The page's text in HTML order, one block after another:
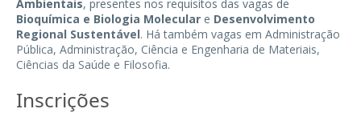
Ambientais, presentes nos requisitos das vagas de
Bioquímica e Biologia Molecular e Desenvolvimento
Regional Sustentável. Há também vagas em Administração
Pública, Administração, Ciência e Engenharia de Materiais,
Ciências da Saúde e Filosofia.
Inscrições